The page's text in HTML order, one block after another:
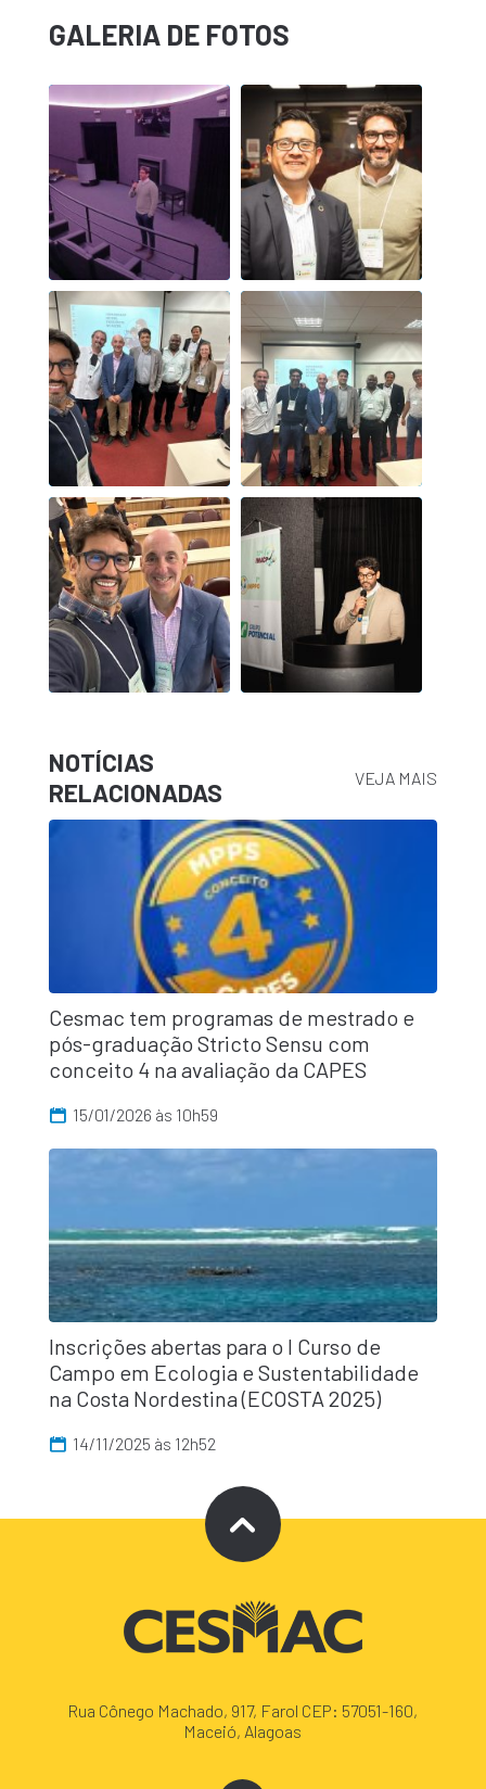
GALERIA DE FOTOS
NOTÍCIAS
RELACIONADAS
VEJA MAIS
Cesmac tem programas de mestrado e
pós-graduação Stricto Sensu com
conceito 4 na avaliação da CAPES
15/01/2026 às 10h59
Inscrições abertas para o I Curso de
Campo em Ecologia e Sustentabilidade
na Costa Nordestina (ECOSTA 2025)
14/11/2025 às 12h52
Rua Cônego Machado, 917, Farol CEP: 57051-160,
Maceió, Alagoas